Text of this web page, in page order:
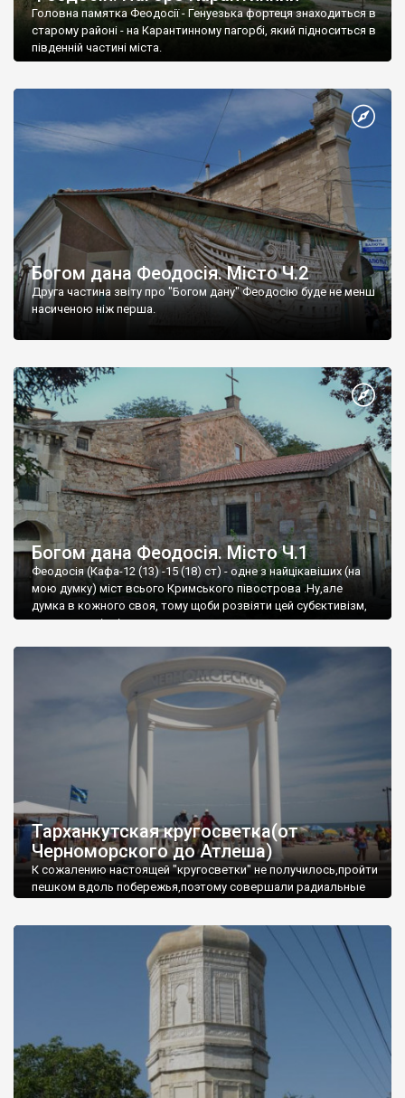
Головна памятка Феодосії - Генуезька фортеця знаходиться в
старому районі - на Карантинному пагорбі, який підноситься в
південній частині міста.
Богом дана Феодосія. Місто Ч.2
Друга частина звіту про "Богом дану" Феодосію буде не менш
насиченою ніж перша.
Богом дана Феодосія. Місто Ч.1
Феодосія (Кафа-12 (13) -15 (18) ст) - одне з найцікавіших (на
мою думку) міст всього Кримського півострова .Ну,але
думка в кожного своя, тому щоби розвіяти цей субєктивізм,
запрошую відвідати це
Тарханкутская кругосветка(от
Черноморского до Атлеша)
К сожалению настоящей "кругосветки" не получилось,пройти
пешком вдоль побережья,поэтому совершали радиальные